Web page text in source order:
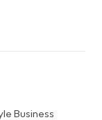
Business